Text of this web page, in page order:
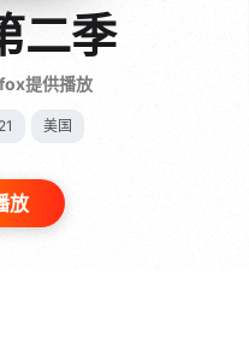
二季
提供播放
美国
放